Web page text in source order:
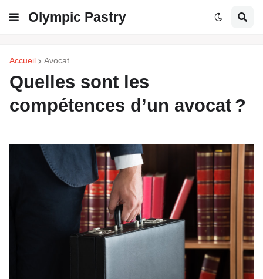
Olympic Pastry
Accueil Avocat
Quelles sont les
compétences d’un avocat ?